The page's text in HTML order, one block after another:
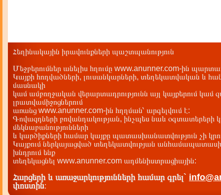
Հեղինակային իրավունքների պաշտպանություն
Մեջբերումներ անելիս հղումը www.anunner.com-ին
Կայքի հոդվածների, լուսանկարների, տեղեկատվական և
մասնակի
կամ ամբողջական վերարտադրությունն այլ կայքերում կամ
լրատվամիջոցներում
առանց www.anunner.com-ին հղղման՝ արգելվում է:
Գովազդների բովանդակության, ինչպես նաև օգտատերերի
մեկնաբանությունների
և կարծիքների համար կայքը պատասխանատվություն չի
Կայքում ներկայացված տեղեկատվության
խնդրում ենք
տեղեկացնել www.anunner.com ադմենիստրացիային:
Հարցերի և առաջարկությունների համար գրել`
փոստին: